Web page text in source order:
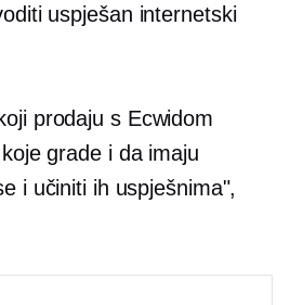
uspješan internetski
prodaju s Ecwidom
grade i da imaju
i učiniti ih uspješnima",